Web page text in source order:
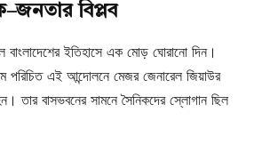
বিপ্লব
ইতিহাসে এক মোড় ঘোরানো দিন।
পরিচিত এই আন্দোলনে মেজর জেনারেল জিয়াউর
তার বাসভবনের সামনে সৈনিকদের স্লোগান ছিল